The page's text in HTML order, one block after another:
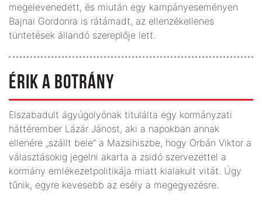
megelevenedett, és miután egy kampányeseményen
Bajnai Gordonra is rátámadt, az ellenzékellenes
tüntetések állandó szereplője lett.
ÉRIK A BOTRÁNY
Elszabadult ágyúgolyónak titulálta egy kormányzati
háttérember Lázár Jánost, aki a napokban annak
ellenére „szállt bele” a Mazsihiszbe, hogy Orbán Viktor a
választásokig jegelni akarta a zsidó szervezettel a
kormány emlékezetpolitikája miatt kialakult vitát. Úgy
tűnik, egyre kevesebb az esély a megegyezésre.